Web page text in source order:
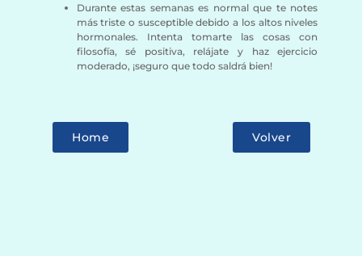
Durante estas semanas es normal que te notes
más triste o susceptible debido a los altos niveles
hormonales. Intenta tomarte las cosas con
filosofía, sé positiva, relájate y haz ejercicio
moderado, ¡seguro que todo saldrá bien!
Home Volver